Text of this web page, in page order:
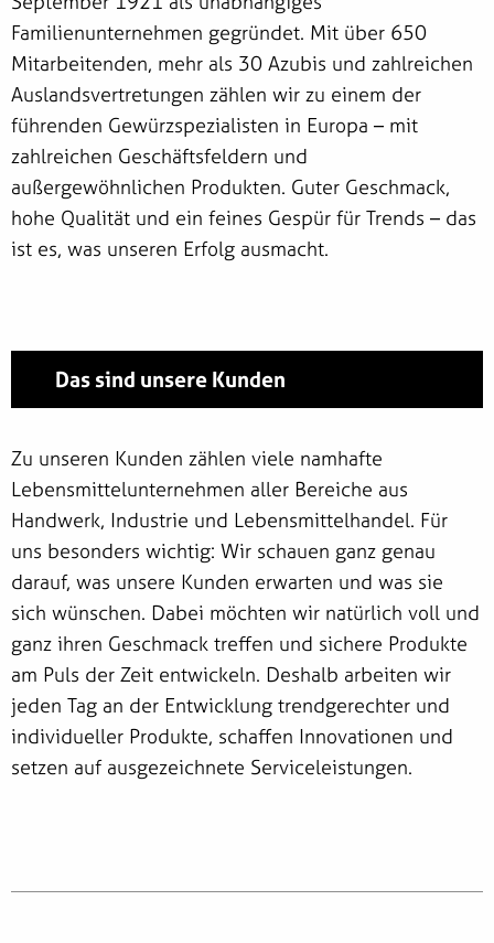
Familienunternehmen gegründet. Mit über 650
Mitarbeitenden, mehr als 30 Azubis und zahlreichen
Auslandsvertretungen zählen wir zu einem der
führenden Gewürzspezialisten in Europa – mit
zahlreichen Geschäftsfeldern und
außergewöhnlichen Produkten. Guter Geschmack,
hohe Qualität und ein feines Gespür für Trends – das
ist es, was unseren Erfolg ausmacht.
Das sind unsere Kunden
Zu unseren Kunden zählen viele namhafte
Lebensmittelunternehmen aller Bereiche aus
Handwerk, Industrie und Lebensmittelhandel. Für
uns besonders wichtig: Wir schauen ganz genau
darauf, was unsere Kunden erwarten und was sie
sich wünschen. Dabei möchten wir natürlich voll und
ganz ihren Geschmack treffen und sichere Produkte
am Puls der Zeit entwickeln. Deshalb arbeiten wir
jeden Tag an der Entwicklung trendgerechter und
individueller Produkte, schaffen Innovationen und
setzen auf ausgezeichnete Serviceleistungen.